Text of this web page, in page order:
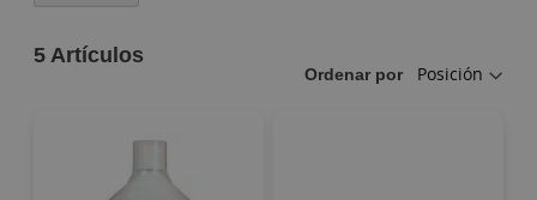
5Artículos
Ordenar por